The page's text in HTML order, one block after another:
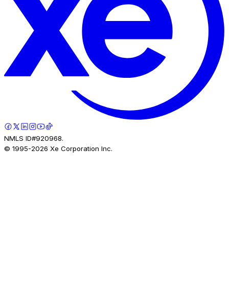
NMLS ID#920968.
© 1995-2026 Xe Corporation Inc.